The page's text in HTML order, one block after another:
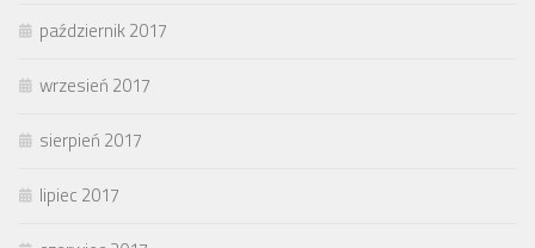
październik 2017
wrzesień 2017
sierpień 2017
lipiec 2017